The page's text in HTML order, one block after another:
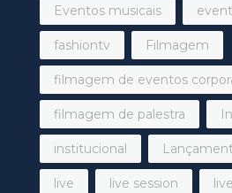
Eventos musicais
fashiontv Filmagem
filmagem de eventos
filmagem de palestra
institucional
live live session